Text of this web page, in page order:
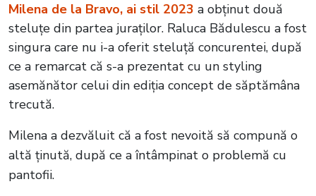
Milena de la Bravo, ai stil 2023 a obținut două
steluțe din partea juraților. Raluca Bădulescu a fost
singura care nu i-a oferit steluță concurentei, după
ce a remarcat că s-a prezentat cu un styling
asemănător celui din ediția concept de săptămâna
trecută.
Milena a dezvăluit că a fost nevoită să compună o
altă ținută, după ce a întâmpinat o problemă cu
pantofii.